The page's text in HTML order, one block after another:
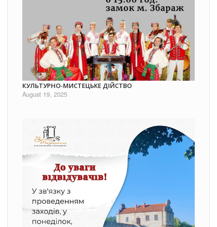
КУЛЬТУРНО-МИСТЕЦЬКЕ ДІЙСТВО
August 19, 2025